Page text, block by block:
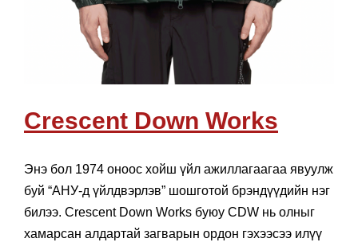
Crescent Down Works
Энэ бол 1974 оноос хойш үйл ажиллагаагаа явуулж
буй “АНУ-д үйлдвэрлэв” шошготой брэндүүдийн нэг
билээ. Crescent Down Works буюу CDW нь олныг
хамарсан алдартай загварын ордон гэхээсээ илүү